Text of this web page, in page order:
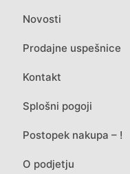
Novosti
Prodajne uspešnice
Kontakt
Splošni pogoji
Postopek nakupa – !
O podjetju